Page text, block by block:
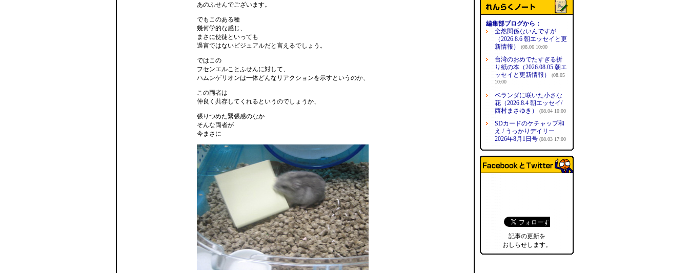
あのふせんでございます。
でもこのある種
幾何学的な感じ、
まさに使徒といっても
過言ではないビジュアルだと言えるでしょう。
ではこの
フセンエルことふせんに対して、
ハムンゲリオンは一体どんなリアクションを示すというのか、
この両者は
仲良く共存してくれるというのでしょうか、
張りつめた緊張感のなか
そんな両者が
今まさに
編集部ブログから：
全然関係ないんですが
（2026.8.6 朝エッセイと更
新情報）
(08.06 10:00
台湾のおめでたすぎる折
り紙の本（2026.08.05 朝エ
ッセイと更新情報）
(08.05
10:00
ベランダに咲いた小さな
花（2026.8.4 朝エッセイ/
西村まさゆき）
(08.04 10:00
SDカードのケチャップ和
え / うっかりデイリー
2026年8月1日号 (08.03 17:00
記事の更新を
おしらせします。